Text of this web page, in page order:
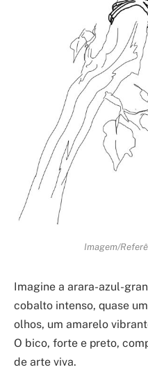
Imagem/
Imagine a arara-azul-
cobalto intenso, quase
olhos, um amarelo
O bico, forte e preto,
de arte viva.